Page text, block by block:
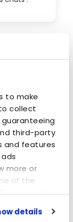
to make
collect
third-party
and features
more or
of the
. By clicking
to browse in
details
& Almo